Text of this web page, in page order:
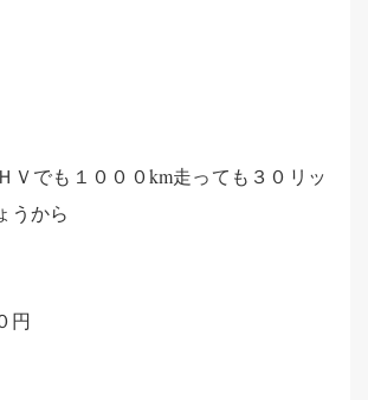
Ｖでも１０００km走っても３０リッ
うから
円